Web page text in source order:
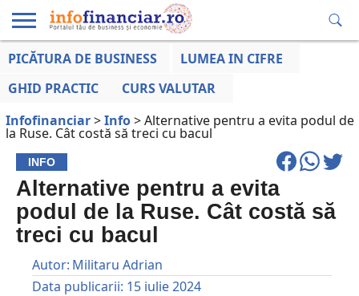
EDUCAȚIE
LA ZI
AFACERILOR
PICĂTURA DE BUSINESS
LUMEA IN CIFRE
GHID PRACTIC
CURS VALUTAR
Infofinanciar>Info>Alternative pentru a evita podul de
la Ruse. Cât costă să treci cu bacul
INFO
Alternative pentru a evita
podul de la Ruse. Cât costă să
treci cu bacul
Autor: Militaru Adrian
Data publicarii: 15 iulie 2024